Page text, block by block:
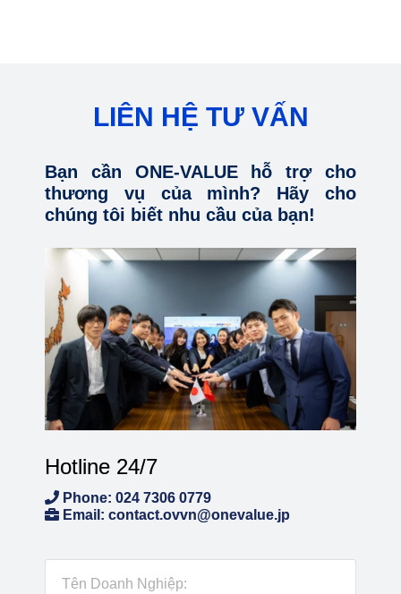
LIÊN HỆ TƯ VẤN
Bạn cần ONE-VALUE hỗ trợ cho
thương vụ của mình? Hãy cho
chúng tôi biết nhu cầu của bạn!
Hotline 24/7
Phone: 024 7306 0779
Email: contact.ovvn@onevalue.jp